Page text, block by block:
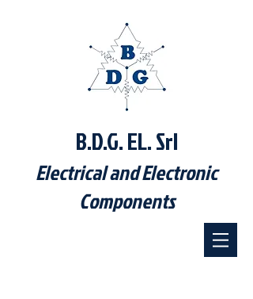
B.D.G. EL. Srl
Electrical and Electronic
Components